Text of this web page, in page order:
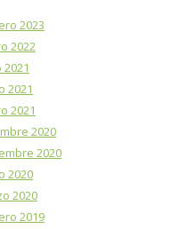
2023
2022
2021
2021
2020
2020
2020
2020
2019